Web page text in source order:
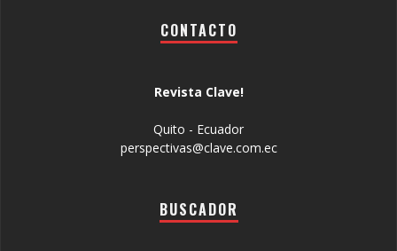
CONTACTO
Revista Clave!
Quito - Ecuador
perspectivas@clave.com.ec
BUSCADOR